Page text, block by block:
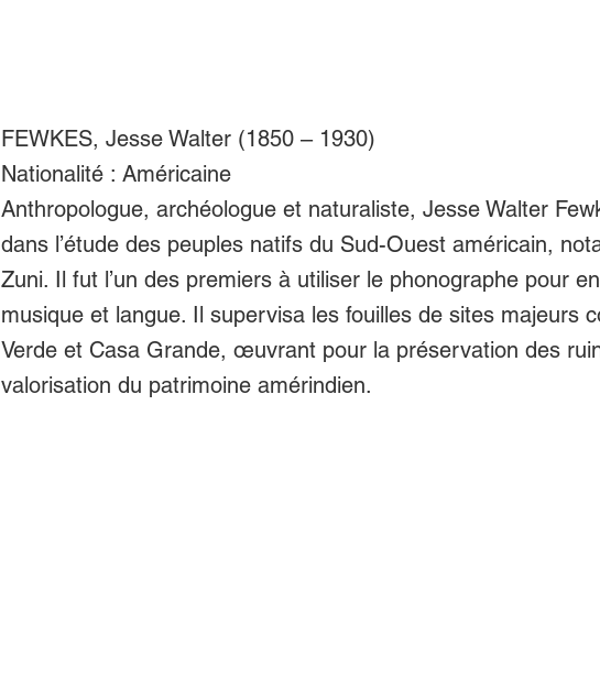
FEWKES, Jesse Walter (1850 – 1930)
Nationalité : Américaine
Anthropologue, archéologue et naturaliste, Jesse Walter
dans l’étude des peuples natifs du Sud-Ouest américain,
Zuni. Il fut l’un des premiers à utiliser le phonographe pour
musique et langue. Il supervisa les fouilles de sites majeurs
Verde et Casa Grande, œuvrant pour la préservation des
valorisation du patrimoine amérindien.